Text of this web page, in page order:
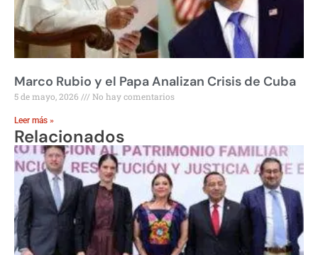
Marco Rubio y el Papa Analizan Crisis de Cuba
5 de mayo, 2026 No hay comentarios
Leer más »
Relacionados